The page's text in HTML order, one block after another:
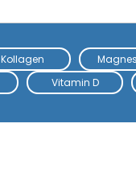
Kollagen
Vitamin D